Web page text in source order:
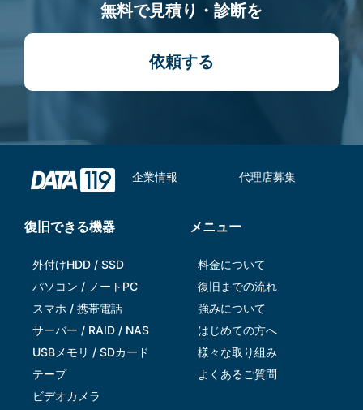
無料で見積り・診断を
依頼する
企業情報 代理店募集
復旧できる機器
外付けHDD / SSD
パソコン / ノートPC
スマホ / 携帯電話
サーバー / RAID / NAS
USBメモリ / SDカード
テープ
ビデオカメラ
メニュー
料金について
復旧までの流れ
強みについて
はじめての方へ
様々な取り組み
よくあるご質問